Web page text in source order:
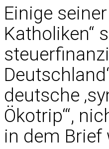
Einige
Katholiken“
deutsche
Ökotrip‘“,
in dem Brief